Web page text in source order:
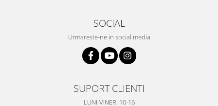
SOCIAL
Urmareste-ne in social media
SUPORT CLIENTI
LUNI-VINERI 10-16